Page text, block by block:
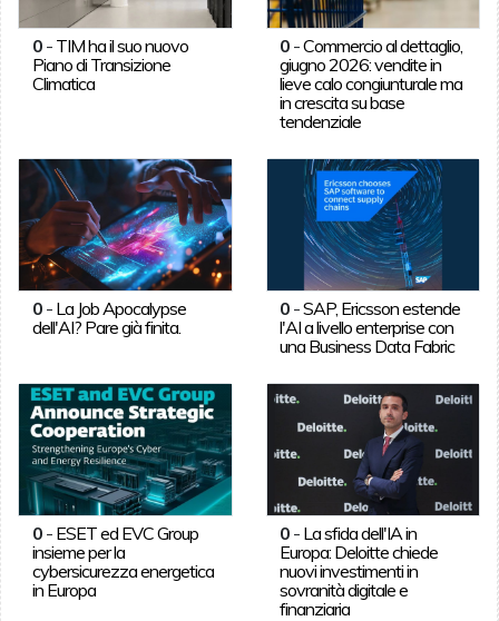
0- TIM ha il suo nuovo
Piano di Transizione
Climatica
0 -Commercio al dettaglio,
giugno 2026: vendite in
lieve calo congiunturale ma
in crescita su base
tendenziale
0- La Job Apocalypse
dell'AI? Pare già finita.
0 -SAP, Ericsson estende
l'AI a livello enterprise con
una Business Data Fabric
0- ESET ed EVC Group
insieme per la
cybersicurezza energetica
in Europa
0 - La sfida dell'IA in
Europa: Deloitte chiede
nuovi investimenti in
sovranità digitale e
finanziaria